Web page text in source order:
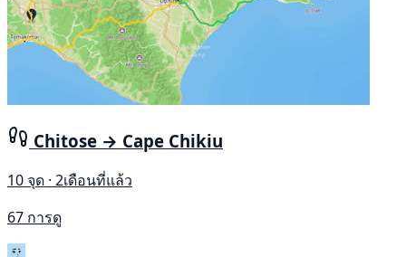
Chitose → Cape Chikiu
10 จุด · 2เดือนที่แล้ว
67 การดู